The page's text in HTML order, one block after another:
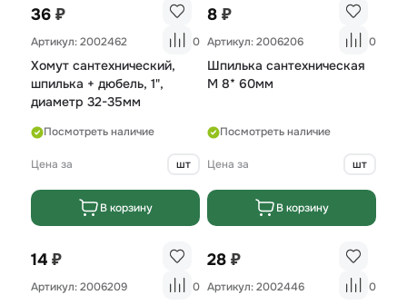
36 ₽
Артикул: 2002462 0
Хомут сантехнический,
шпилька + дюбель, 1",
диаметр 32-35мм
Посмотреть наличие
Цена за шт
В корзину
8 ₽
Артикул: 2006206 0
Шпилька сантехническая
М 8* 60мм
Посмотреть наличие
Цена за шт
В корзину
14 ₽
Артикул: 2006209 0
28 ₽
Артикул: 2002446 0